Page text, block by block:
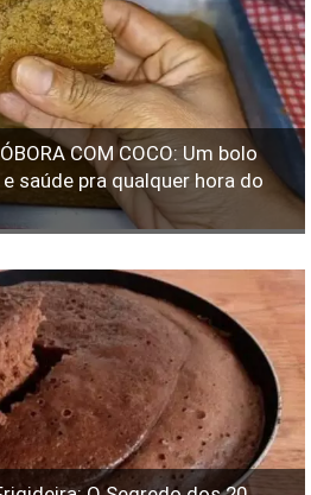
COM COCO: Um bolo
saúde pra qualquer hora do